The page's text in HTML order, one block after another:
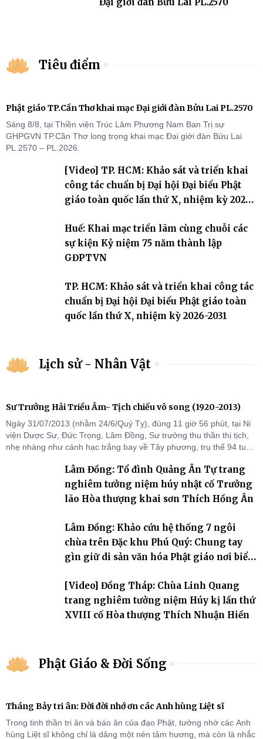
Đại giới đàn Bửu Lai PL.2570
Tiêu điểm
Phật giáo TP.Cần Thơ khai mạc Đại giới đàn Bửu Lai PL.2570
Sáng 8/8, tại Thiền viện Trúc Lâm Phương Nam Ban Trị sự
GHPGVN TP.Cần Thơ long trọng khai mạc Đại giới đàn Bửu Lai
PL.2570 – PL.2026.
[Video] TP. HCM: Khảo sát và triển khai
công tác chuẩn bị Đại hội Đại biểu Phật
giáo toàn quốc lần thứ X, nhiệm kỳ 2026-
Huế: Khai mạc triển lãm cùng chuỗi các
sự kiện Kỷ niệm 75 năm thành lập
GĐPTVN
TP. HCM: Khảo sát và triển khai công tác
chuẩn bị Đại hội Đại biểu Phật giáo toàn
quốc lần thứ X, nhiệm kỳ 2026-2031
Lịch sử - Nhân Vật
Sư Trưởng Hải Triều Âm- Tịch chiếu vô song (1920-2013)
Ngày 31/07/2013 (nhằm 24/6/Quý Tỵ), đúng 11 giờ 56 phút, tại Ni
viện Dược Sư, Đức Trọng, Lâm Đồng, Sư trưởng thu thần thị tịch,
nhẹ nhàng như cánh hạc trắng bay về Tây phương, trụ thế 94 tuổi
Lâm Đồng: Tổ đình Quảng Ân Tự trang
nghiêm tưởng niệm húy nhật cố Trưởng
lão Hòa thượng khai sơn Thích Hồng Ân
Lâm Đồng: Khảo cứu hệ thống 7 ngôi
chùa trên Đặc khu Phú Quý: Chung tay
gìn giữ di sản văn hóa Phật giáo nơi biển
[Video] Đồng Tháp: Chùa Linh Quang
trang nghiêm tưởng niệm Húy kị lần thứ
XVIII cố Hòa thượng Thích Nhuận Hiền
Phật Giáo & Đời Sống
Tháng Bảy tri ân: Đời đời nhớ ơn các Anh hùng Liệt sĩ
Trong tinh thần tri ân và báo ân của đạo Phật, tưởng nhớ các Anh
hùng Liệt sĩ không chỉ là dâng một nén tâm hương, mà còn là nhắc